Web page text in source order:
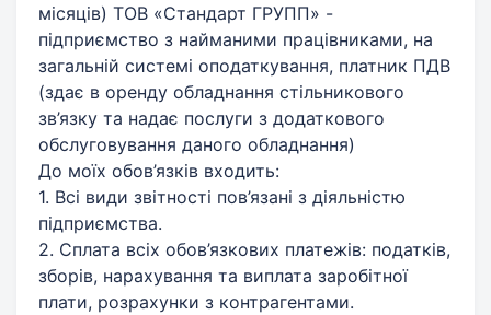
місяців) ТОВ «Стандарт ГРУПП» -
підприємство з найманими працівниками, на
загальній системі оподаткування, платник ПДВ
(здає в оренду обладнання стільникового
зв’язку та надає послуги з додаткового
обслуговування даного обладнання)
До моїх обов’язків входить:
1. Всі види звітності пов’язані з діяльністю
підприємства.
2. Сплата всіх обов’язкових платежів: податків,
зборів, нарахування та виплата заробітної
плати, розрахунки з контрагентами.